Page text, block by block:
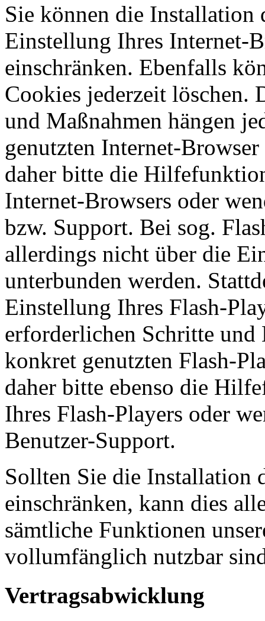
Sie können die Installation
Einstellung Ihres Internet-
einschränken. Ebenfalls
Cookies jederzeit löschen.
und Maßnahmen hängen
genutzten Internet-
daher bitte die
Internet-Browsers oder
bzw. Support. Bei sog.
allerdings nicht über die
unterbunden werden.
Einstellung Ihres Flash-
erforderlichen Schritte und
konkret genutzten Flash-
daher bitte ebenso die
Ihres Flash-Players oder
Benutzer-Support.
Sollten Sie die Installation
einschränken, kann dies
sämtliche Funktionen
vollumfänglich nutzbar
Vertragsabwicklung